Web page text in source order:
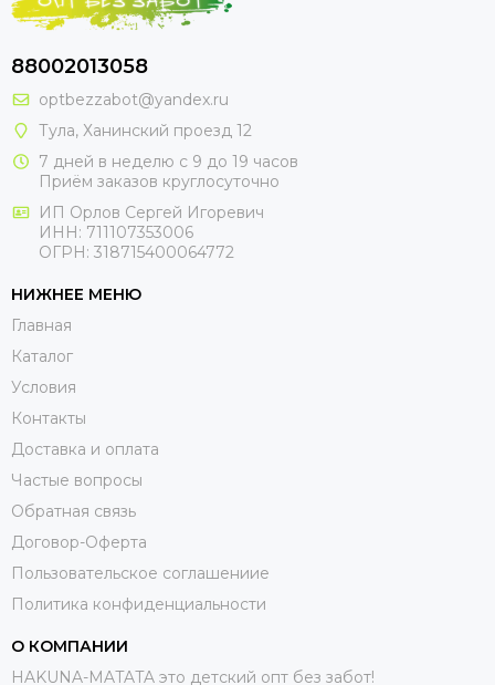
88002013058
optbezzabot@yandex.ru
Тула, Ханинский проезд 12
7 дней в неделю с 9 до 19 часов
Приём заказов круглосуточно
ИП Орлов Сергей Игоревич
ИНН: 711107353006
ОГРН: 318715400064772
НИЖНЕЕ МЕНЮ
Главная
Каталог
Условия
Контакты
Доставка и оплата
Частые вопросы
Обратная связь
Договор-Оферта
Пользовательское соглашениие
Политика конфиденциальности
О КОМПАНИИ
HAKUNA-MATATA это детский опт без забот!